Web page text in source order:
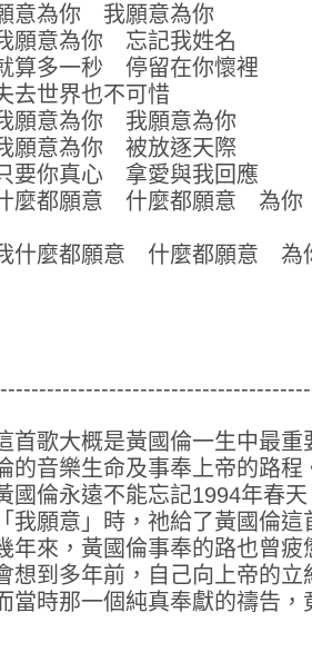
意為你 我願意為你
願意為你 忘記我姓名
算多一秒 停留在你懷裡
去世界也不可惜
願意為你 我願意為你
願意為你 被放逐天際
要你真心 拿愛與我回應
麼都願意 什麼都願意 為你
什麼都願意 什麼都願意 為
首歌大概是黃國倫一生中最
的音樂生命及事奉上帝的路程
國倫永遠不能忘記1994年春
「我願意」時，祂給了黃國倫這
年來，黃國倫事奉的路也曾
想到多年前，自己向上帝的立
當時那一個純真奉獻的禱告